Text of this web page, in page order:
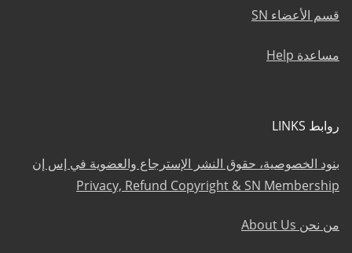
قسم الأعضاء SN
مساعدة Help
روابط LINKS
بنود الخصوصية، حقوق النشر الإسترجاع والعضوية في إس إن
Privacy, Refund Copyright & SN Membership
من نحن About Us